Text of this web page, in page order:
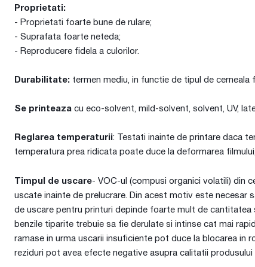
Proprietati:
- Proprietati foarte bune de rulare;
- Suprafata foarte neteda;
- Reproducere fidela a culorilor.
Durabilitate: termen mediu, in functie de tipul de cerneala
Se printeaza cu eco-solvent, mild-solvent, solvent, UV,
Reglarea temperaturii: Testati inainte de printare daca
temperatura prea ridicata poate duce la deformarea
Timpul de uscare- VOC-ul (compusi organici volatili) din
uscate inainte de prelucrare. Din acest motiv este necesar
de uscare pentru printuri depinde foarte mult de cantitatea
benzile tiparite trebuie sa fie derulate si intinse cat mai
ramase in urma uscarii insuficiente pot duce la blocarea in
reziduri pot avea efecte negative asupra calitatii produsului